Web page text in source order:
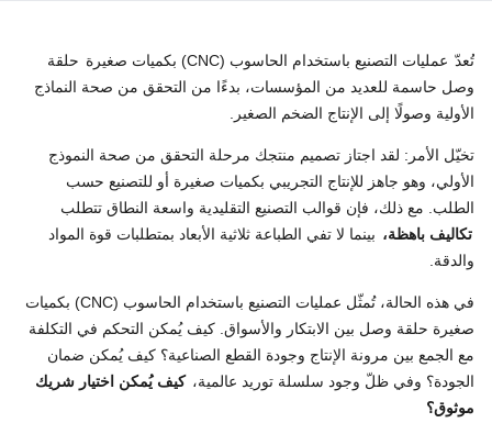
تُعدّ عمليات التصنيع باستخدام الحاسوب (CNC) بكميات صغيرة
حلقة
وصل حاسمة للعديد من المؤسسات، بدءًا من التحقق من صحة النماذج
الأولية وصولًا إلى الإنتاج الضخم الصغير.
تخيّل الأمر: لقد اجتاز تصميم منتجك مرحلة التحقق من صحة النموذج
الأولي، وهو جاهز للإنتاج التجريبي بكميات صغيرة أو للتصنيع حسب
الطلب. مع ذلك، فإن قوالب التصنيع التقليدية واسعة النطاق تتطلب
تكاليف باهظة، بينما لا تفي الطباعة ثلاثية الأبعاد بمتطلبات قوة المواد
والدقة.
في هذه الحالة، تُمثّل عمليات التصنيع باستخدام الحاسوب (CNC) بكميات
صغيرة حلقة وصل بين الابتكار والأسواق. كيف يُمكن التحكم في التكلفة
مع الجمع بين مرونة الإنتاج وجودة القطع الصناعية؟ كيف يُمكن ضمان
الجودة؟ وفي ظلّ وجود سلسلة توريد عالمية، كيف يُمكن اختيار شريك
موثوق؟